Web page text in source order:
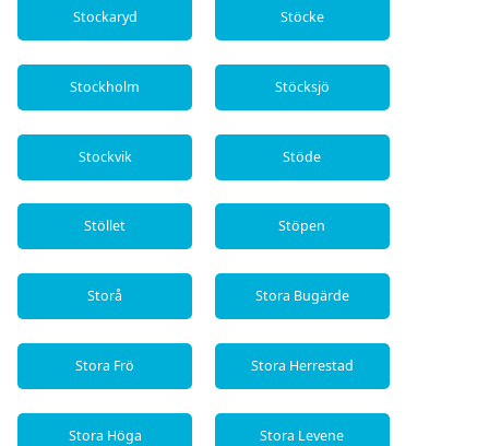
Stockaryd Stöcke
Stockholm Stöcksjö
Stockvik Stöde
Stöllet Stöpen
Storå Stora Bugärde
Stora Frö Stora Herrestad
Stora Höga Stora Levene